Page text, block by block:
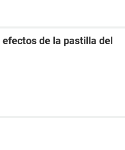
de la pastilla del